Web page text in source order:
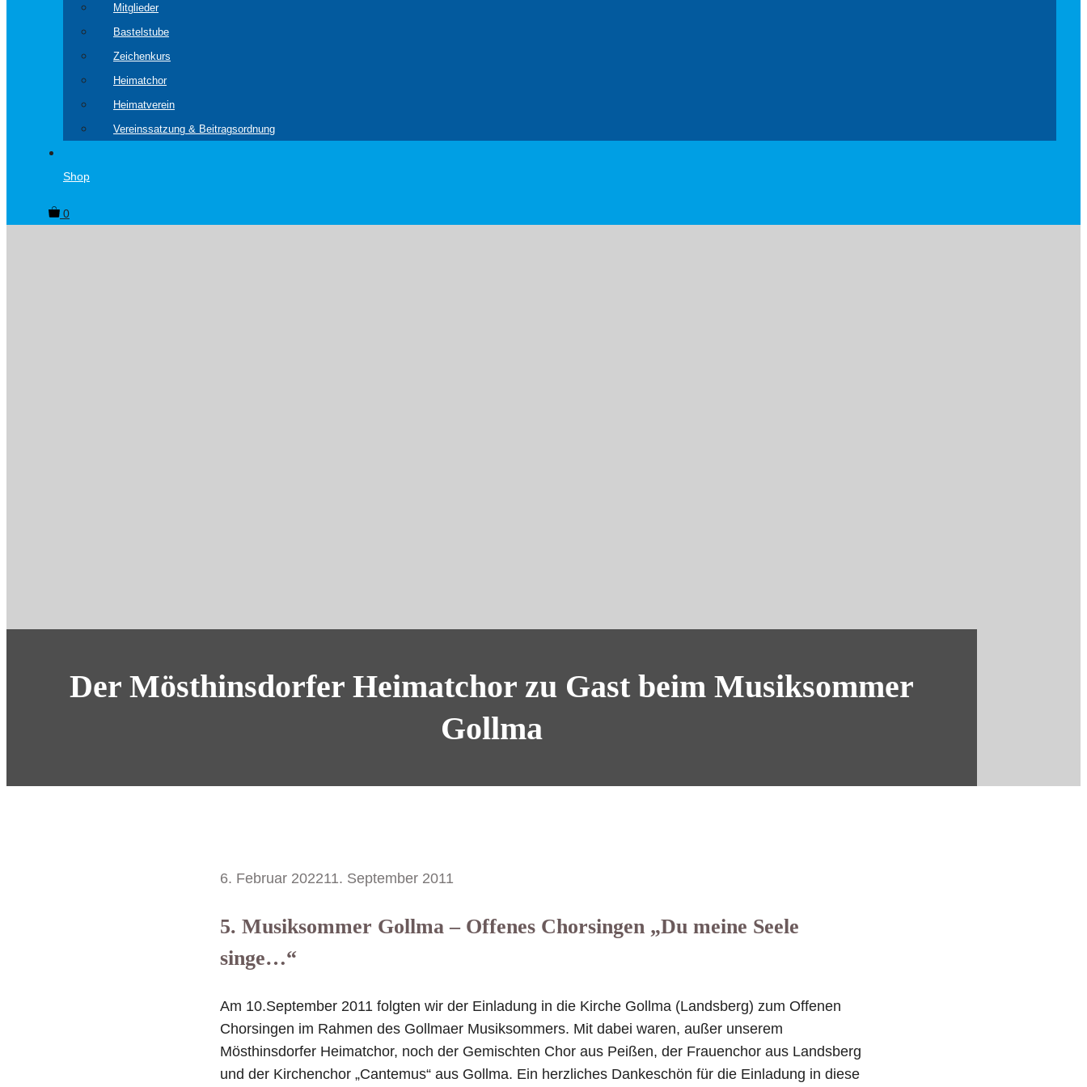
Mitglieder
Bastelstube
Zeichenkurs
Heimatchor
Heimatverein
Vereinssatzung & Beitragsordnung
Shop
0
Der Mösthinsdorfer Heimatchor zu Gast beim Musiksommer
Gollma
6. Februar 202211. September 2011
5. Musiksommer Gollma – Offenes Chorsingen „Du meine Seele
singe…“
Am 10.September 2011 folgten wir der Einladung in die Kirche Gollma (Landsberg) zum Offenen
Chorsingen im Rahmen des Gollmaer Musiksommers. Mit dabei waren, außer unserem
Mösthinsdorfer Heimatchor, noch der Gemischten Chor aus Peißen, der Frauenchor aus Landsberg
und der Kirchenchor „Cantemus“ aus Gollma. Ein herzliches Dankeschön für die Einladung in diese